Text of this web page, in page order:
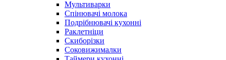
Мультиварки
Спінювачі молока
Подрібнювачі кухонні
Раклетніци
Скиборізки
Соковижималки